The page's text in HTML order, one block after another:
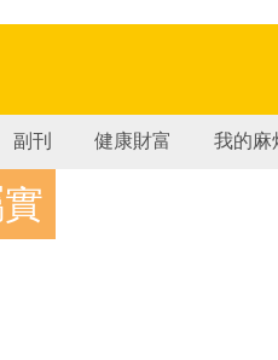
副刊 健康財富 我的麻